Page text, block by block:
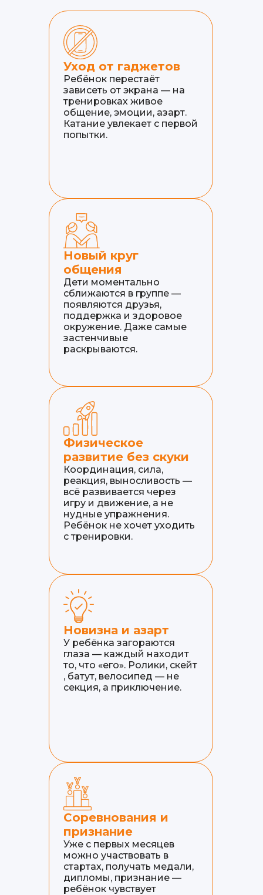
Уход от гаджетов
Ребёнок перестаёт
зависеть от экрана — на
тренировках живое
общение, эмоции, азарт.
Катание увлекает с первой
попытки.
Новый круг
общения
Дети моментально
сближаются в группе —
появляются друзья,
поддержка и здоровое
окружение. Даже самые
застенчивые
раскрываются.
Физическое
развитие без скуки
Координация, сила,
реакция, выносливость —
всё развивается через
игру и движение, а не
нудные упражнения.
Ребёнок не хочет уходить
с тренировки.
Новизна и азарт
У ребёнка загораются
глаза — каждый находит
то, что «его». Ролики, скейт
, батут, велосипед — не
секция, а приключение.
Соревнования и
признание
Уже с первых месяцев
можно участвовать в
стартах, получать медали,
дипломы, признание —
ребёнок чувствует